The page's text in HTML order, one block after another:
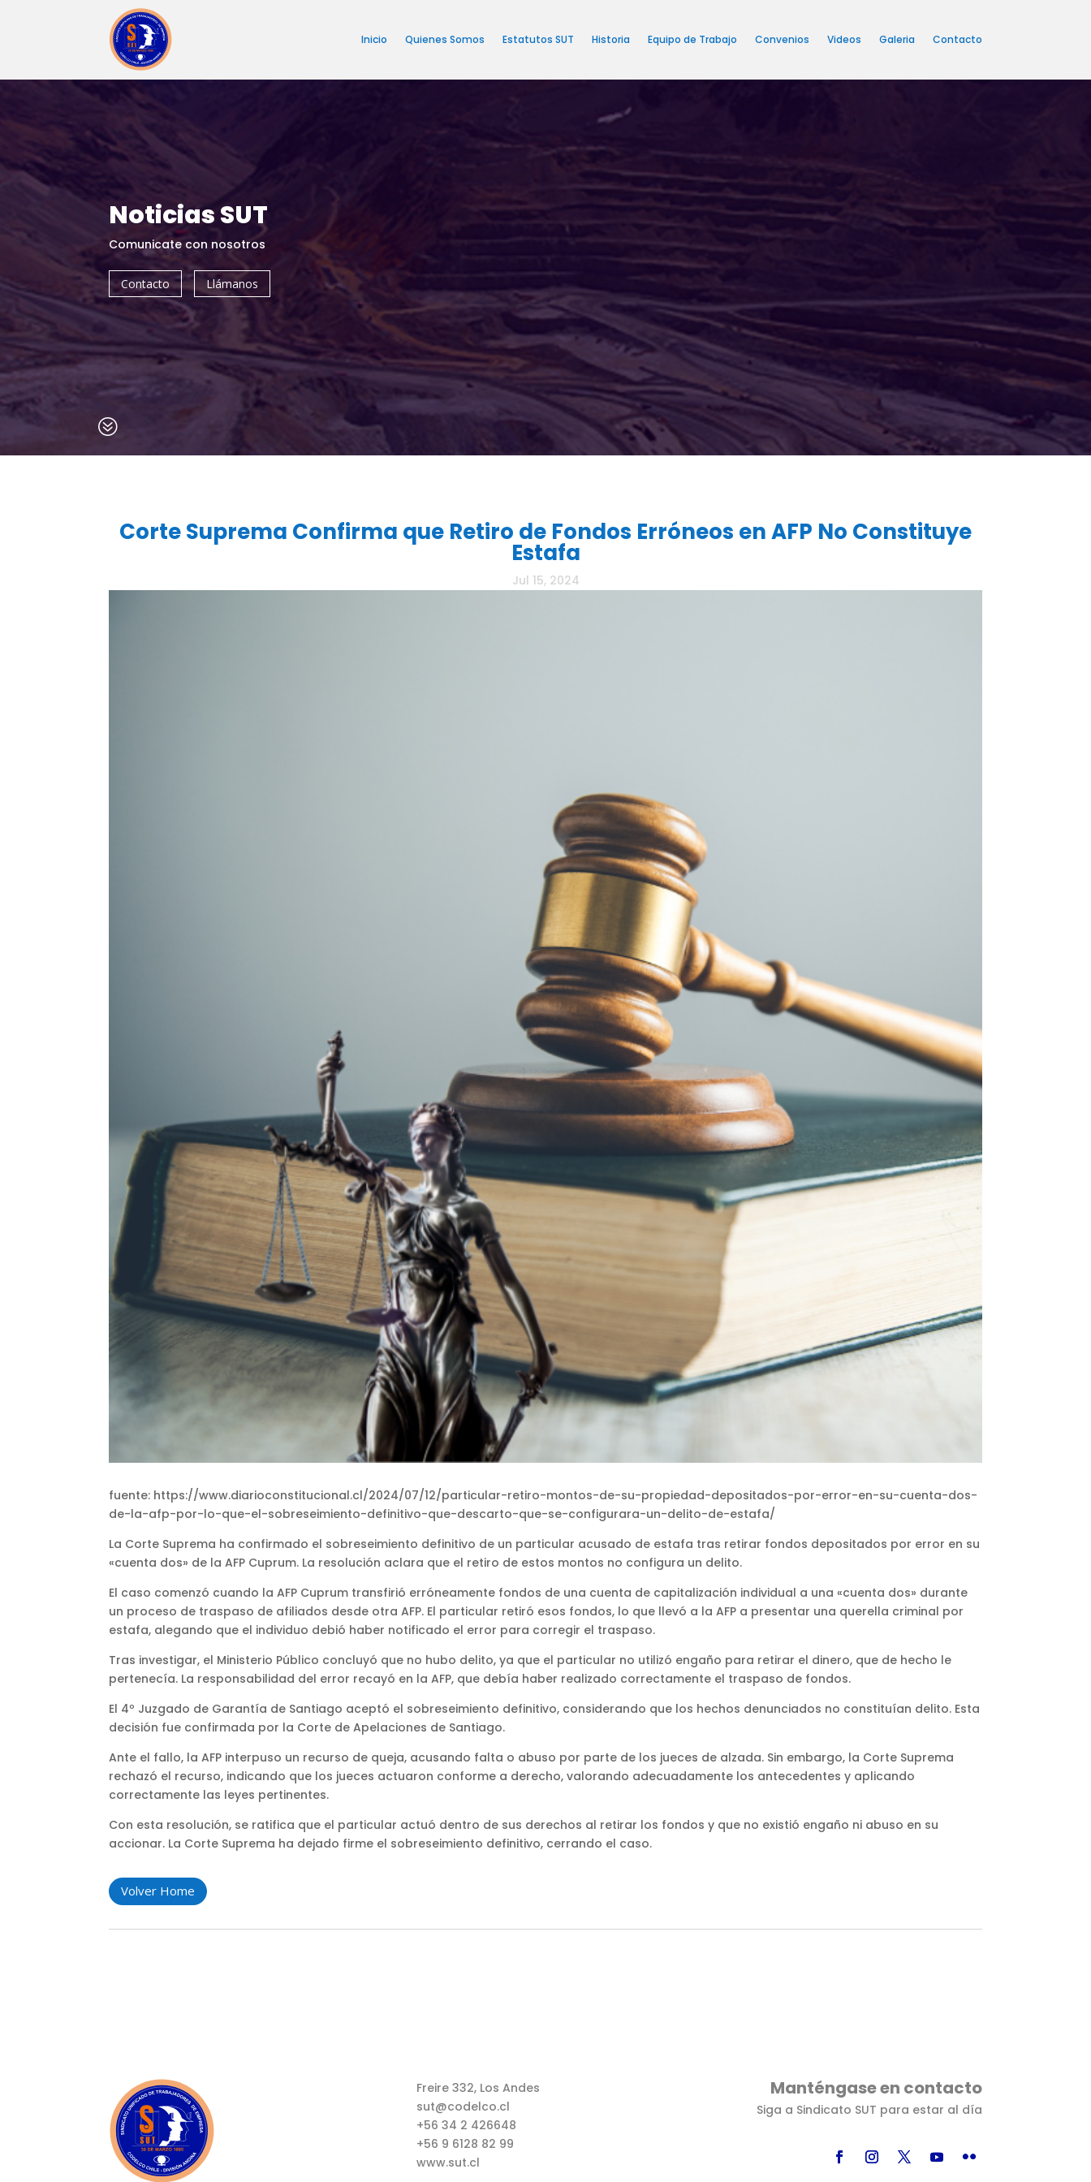
Inicio Quienes Somos Estatutos SUT Historia Equipo de Trabajo Convenios Videos Galeria Contacto
Noticias SUT
Comunicate con nosotros
Contacto Llámanos
?
Corte Suprema Confirma que Retiro de Fondos Erróneos en AFP No Constituye
Estafa
Jul 15, 2024
fuente: https://www.diarioconstitucional.cl/2024/07/12/particular-retiro-montos-de-su-propiedad-depositados-por-error-en-su-cuenta-dos-
de-la-afp-por-lo-que-el-sobreseimiento-definitivo-que-descarto-que-se-configurara-un-delito-de-estafa/
La Corte Suprema ha confirmado el sobreseimiento definitivo de un particular acusado de estafa tras retirar fondos depositados por error en su
«cuenta dos» de la AFP Cuprum. La resolución aclara que el retiro de estos montos no configura un delito.
El caso comenzó cuando la AFP Cuprum transfirió erróneamente fondos de una cuenta de capitalización individual a una «cuenta dos» durante
un proceso de traspaso de afiliados desde otra AFP. El particular retiró esos fondos, lo que llevó a la AFP a presentar una querella criminal por
estafa, alegando que el individuo debió haber notificado el error para corregir el traspaso.
Tras investigar, el Ministerio Público concluyó que no hubo delito, ya que el particular no utilizó engaño para retirar el dinero, que de hecho le
pertenecía. La responsabilidad del error recayó en la AFP, que debía haber realizado correctamente el traspaso de fondos.
El 4º Juzgado de Garantía de Santiago aceptó el sobreseimiento definitivo, considerando que los hechos denunciados no constituían delito. Esta
decisión fue confirmada por la Corte de Apelaciones de Santiago.
Ante el fallo, la AFP interpuso un recurso de queja, acusando falta o abuso por parte de los jueces de alzada. Sin embargo, la Corte Suprema
rechazó el recurso, indicando que los jueces actuaron conforme a derecho, valorando adecuadamente los antecedentes y aplicando
correctamente las leyes pertinentes.
Con esta resolución, se ratifica que el particular actuó dentro de sus derechos al retirar los fondos y que no existió engaño ni abuso en su
accionar. La Corte Suprema ha dejado firme el sobreseimiento definitivo, cerrando el caso.
Volver Home
Freire 332, Los Andes
sut@codelco.cl
+56 34 2 426648
+56 9 6128 82 99
www.sut.cl
Manténgase en contacto
Siga a Sindicato SUT para estar al día